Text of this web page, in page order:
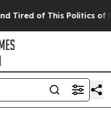
of This Politics of